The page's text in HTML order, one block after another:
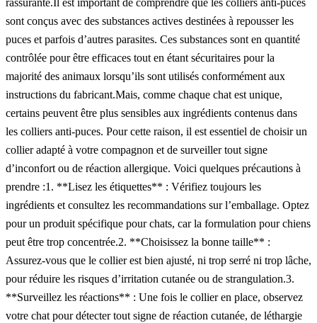
rassurante.Il est important de comprendre que les colliers anti-puces
sont conçus avec des substances actives destinées à repousser les
puces et parfois d’autres parasites. Ces substances sont en quantité
contrôlée pour être efficaces tout en étant sécuritaires pour la
majorité des animaux lorsqu’ils sont utilisés conformément aux
instructions du fabricant.Mais, comme chaque chat est unique,
certains peuvent être plus sensibles aux ingrédients contenus dans
les colliers anti-puces. Pour cette raison, il est essentiel de choisir un
collier adapté à votre compagnon et de surveiller tout signe
d’inconfort ou de réaction allergique. Voici quelques précautions à
prendre :1. **Lisez les étiquettes** : Vérifiez toujours les
ingrédients et consultez les recommandations sur l’emballage. Optez
pour un produit spécifique pour chats, car la formulation pour chiens
peut être trop concentrée.2. **Choisissez la bonne taille** :
Assurez-vous que le collier est bien ajusté, ni trop serré ni trop lâche,
pour réduire les risques d’irritation cutanée ou de strangulation.3.
**Surveillez les réactions** : Une fois le collier en place, observez
votre chat pour détecter tout signe de réaction cutanée, de léthargie